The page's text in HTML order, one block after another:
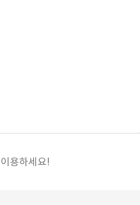
용하세요!